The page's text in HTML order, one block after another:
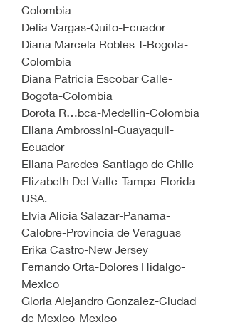
Colombia
Delia Vargas-Quito-Ecuador
Diana Marcela Robles T-Bogota-
Colombia
Diana Patricia Escobar Calle-
Bogota-Colombia
Dorota R…bca-Medellin-Colombia
Eliana Ambrossini-Guayaquil-
Ecuador
Eliana Paredes-Santiago de Chile
Elizabeth Del Valle-Tampa-Florida-
USA.
Elvia Alicia Salazar-Panama-
Calobre-Provincia de Veraguas
Erika Castro-New Jersey
Fernando Orta-Dolores Hidalgo-
Mexico
Gloria Alejandro Gonzalez-Ciudad
de Mexico-Mexico